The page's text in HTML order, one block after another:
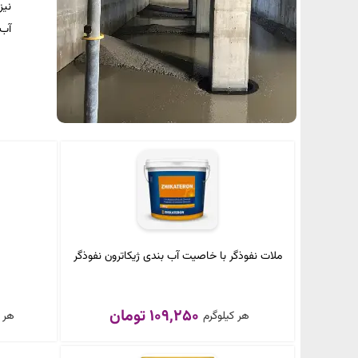
ملات نفوذگر با خاصیت آب بندی ژیکاترون نفوذگر
109,250 تومان هر کیلوگرم هر